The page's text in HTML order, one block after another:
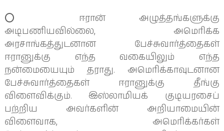
⭕️ ஈரான் அழுத்தங்களுக்கு
அடிபணியவில்லை, அமெரிக்க
அரசாங்கத்துடனான பேச்சுவார்த்தைகள்
ஈரானுக்கு எந்த வகையிலும் எந்த
நன்மையையும் தராது. அமெரிக்காவுடனான
பேச்சுவார்த்தைகள் ஈரானுக்கு தீங்கு
விளைவிக்கும். இஸ்லாமியக் குடியரசைப்
பற்றிய அவர்களின் அறியாமையின்
விளைவாக, அமெரிக்கர்கள்